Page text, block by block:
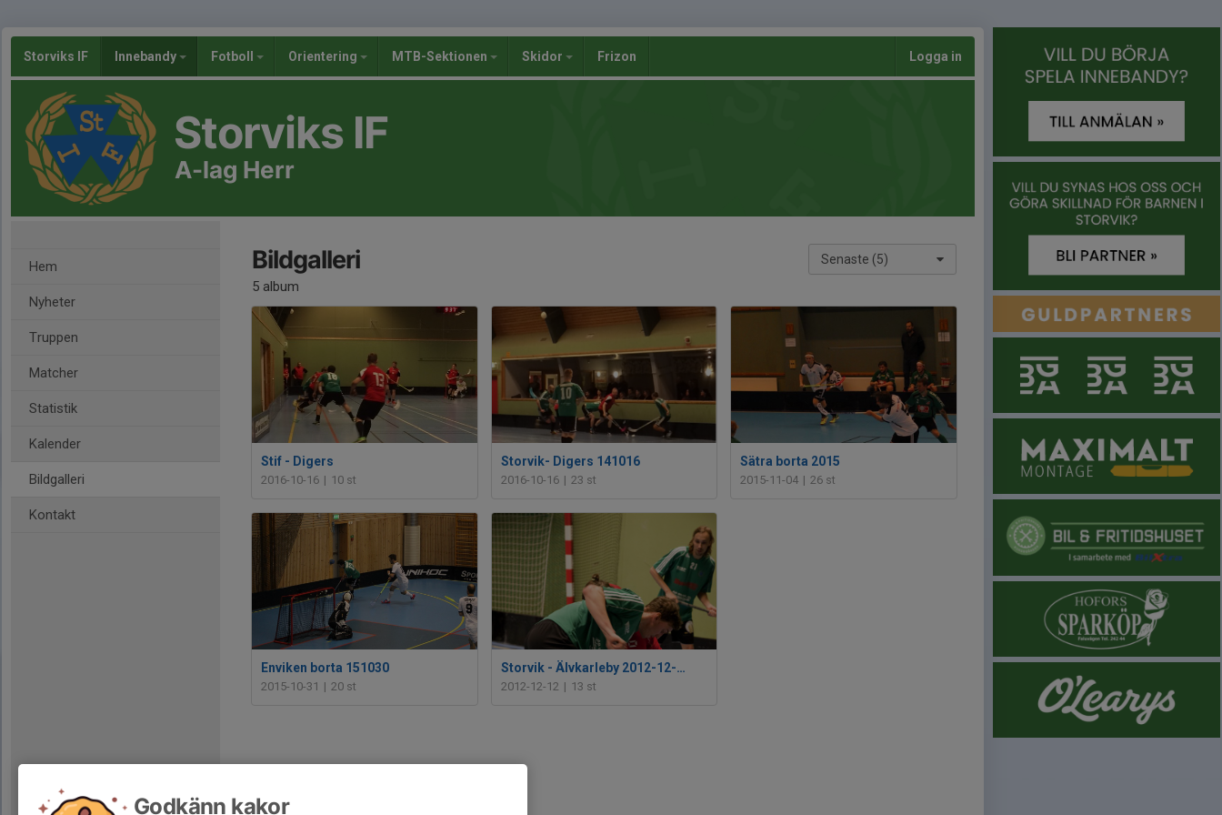
Storviks IF Innebandy Fotboll Orientering MTB-Sektionen Skidor Frizon Logga in
Storviks IF
A-lag Herr
Hem
Nyheter
Truppen
Matcher
Statistik
Kalender
Bildgalleri
Kontakt
Senaste (5)
Bildgalleri
5 album
Stif - Digers
2016-10-16 | 10 st
Storvik- Digers 141016
2016-10-16 | 23 st
Sätra borta 2015
2015-11-04 | 26 st
Enviken borta 151030
2015-10-31 | 20 st
Storvik - Älvkarleby 2012-12-08
2012-12-12 | 13 st
Godkänn kakor